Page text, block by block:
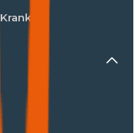
Kranken